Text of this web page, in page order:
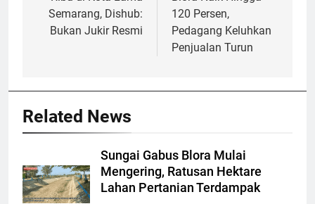
Semarang, Dishub:
Bukan Jukir Resmi
120 Persen,
Pedagang Keluhkan
Penjualan Turun
Related News
Sungai Gabus Blora Mulai
Mengering, Ratusan Hektare
Lahan Pertanian Terdampak